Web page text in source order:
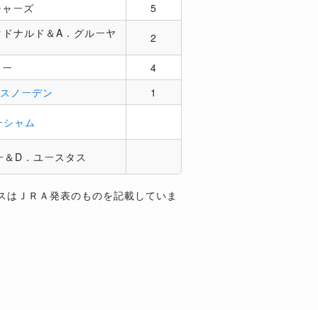
ーズ 5
ナルド＆A．グルーヤ 2
4
ノーデン
1
ャム
＆D．ユースタス
ＪＲＡ発表のものを記載していま